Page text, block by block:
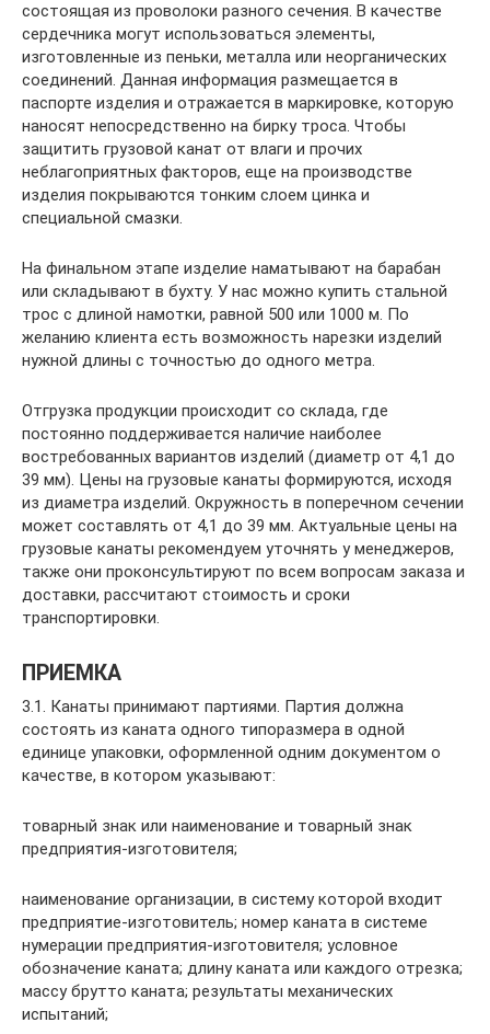
состоящая из проволоки разного сечения. В качестве
сердечника могут использоваться элементы,
изготовленные из пеньки, металла или неорганических
соединений. Данная информация размещается в
паспорте изделия и отражается в маркировке, которую
наносят непосредственно на бирку троса. Чтобы
защитить грузовой канат от влаги и прочих
неблагоприятных факторов, еще на производстве
изделия покрываются тонким слоем цинка и
специальной смазки.
На финальном этапе изделие наматывают на барабан
или складывают в бухту. У нас можно купить стальной
трос с длиной намотки, равной 500 или 1000 м. По
желанию клиента есть возможность нарезки изделий
нужной длины с точностью до одного метра.
Отгрузка продукции происходит со склада, где
постоянно поддерживается наличие наиболее
востребованных вариантов изделий (диаметр от 4,1 до
39 мм). Цены на грузовые канаты формируются, исходя
из диаметра изделий. Окружность в поперечном сечении
может составлять от 4,1 до 39 мм. Актуальные цены на
грузовые канаты рекомендуем уточнять у менеджеров,
также они проконсультируют по всем вопросам заказа и
доставки, рассчитают стоимость и сроки
транспортировки.
ПРИЕМКА
3.1. Канаты принимают партиями. Партия должна
состоять из каната одного типоразмера в одной
единице упаковки, оформленной одним документом о
качестве, в котором указывают:
товарный знак или наименование и товарный знак
предприятия-изготовителя;
наименование организации, в систему которой входит
предприятие-изготовитель; номер каната в системе
нумерации предприятия-изготовителя; условное
обозначение каната; длину каната или каждого отрезка;
массу брутто каната; результаты механических
испытаний;